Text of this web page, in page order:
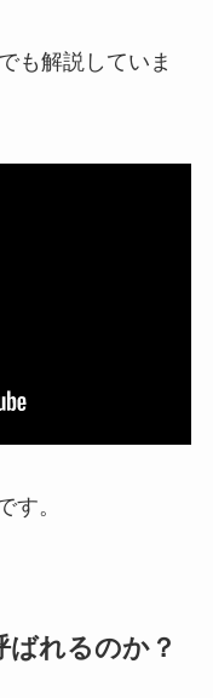
も解説していま
す。
ばれるのか？